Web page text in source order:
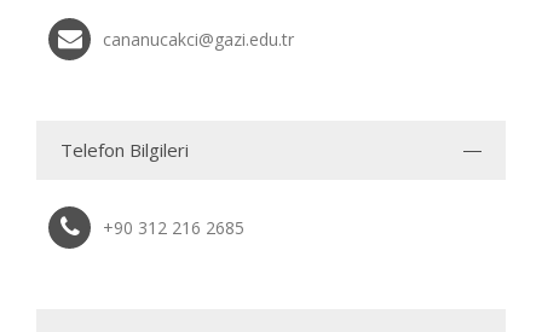
cananucakci@gazi.edu.tr
Telefon Bilgileri
+90 312 216 2685